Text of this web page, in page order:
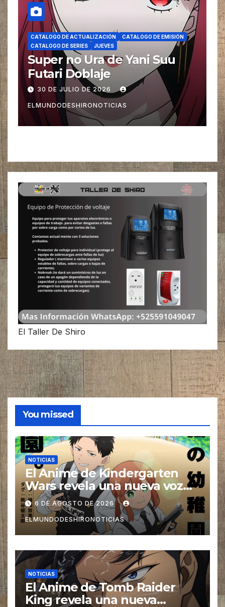
CATALOGO DE ACTUALIZACIÓN
CATALOGO DE EMISIÓN
CATALOGO DE SERIES
JUEVES
Super no Ura de Yani Suu
Futari Doblaje
30 DE JULIO DE 2026
ELMUNDODESHIRONOTICIAS
El Taller De Shiro
You missed
NOTICIAS
El Anime de Kindergarten
Wars revela una nueva voz
para su elenco se estrena en
el 2027
6 DE AGOSTO DE 2026
ELMUNDODESHIRONOTICIAS
NOTICIAS
El Anime de Tomb Raider
King revela una nueva